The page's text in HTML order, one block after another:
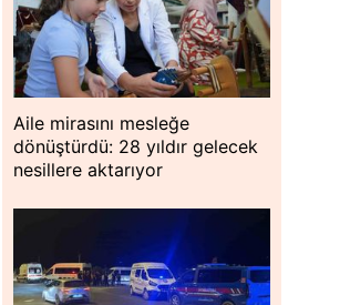
Aile mirasını mesleğe
dönüştürdü: 28 yıldır gelecek
nesillere aktarıyor